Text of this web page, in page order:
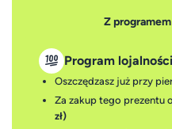
Z
Program
Oszczędzasz już przy
Za zakup tego prezentu
zł)